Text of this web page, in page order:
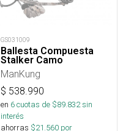
GS031009
Ballesta Compuesta
Stalker Camo
ManKung
$ 538.990
en 6cuotas de $89.832sin
interés
ahorras $21.560 por